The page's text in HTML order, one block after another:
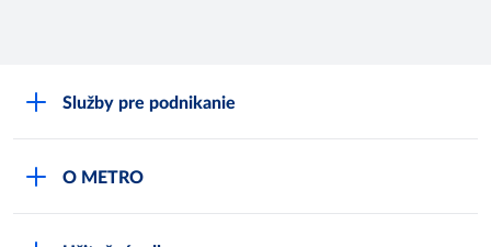
Služby pre podnikanie
O METRO